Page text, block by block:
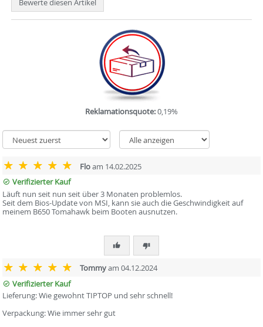
Bewerte diesen Artikel
Reklamationsquote:0,19%
Floam 14.02.2025
Verifizierter Kauf
Läuft nun seit nun seit über 3 Monaten problemlos.
Seit dem Bios-Update von MSI, kann sie auch die Geschwindigkeit auf
meinem B650 Tomahawk beim Booten ausnutzen.
Tommyam 04.12.2024
Verifizierter Kauf
Lieferung: Wie gewohnt TIPTOP und sehr schnell!
Verpackung: Wie immer sehr gut